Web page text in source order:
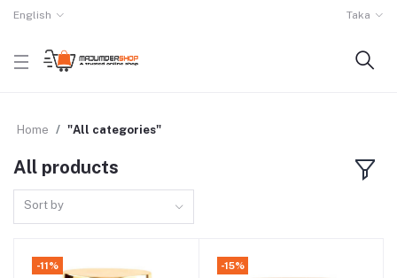
English Taka
Home "All categories"
All products
Sort by
-11% -15%